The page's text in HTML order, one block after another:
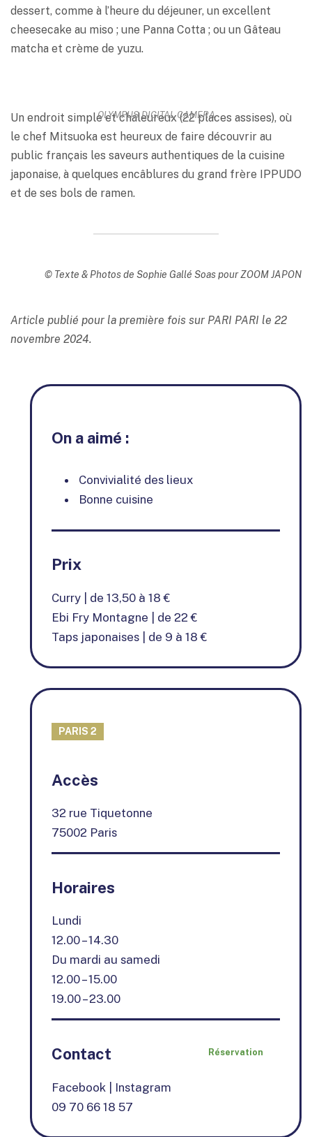
dessert, comme à l’heure du déjeuner, un excellent
cheesecake au miso ; une Panna Cotta ; ou un Gâteau
matcha et crème de yuzu.
OLYMPUS DIGITAL CAMERA
Un endroit simple et chaleureux (22 places assises), où
le chef Mitsuoka est heureux de faire découvrir au
public français les saveurs authentiques de la cuisine
japonaise, à quelques encâblures du grand frère IPPUDO
et de ses bols de ramen.
© Texte & Photos de Sophie Gallé Soas pour ZOOM JAPON
Article publié pour la première fois sur PARI PARI le 22
novembre 2024.
On a aimé :
Convivialité des lieux
Bonne cuisine
Prix
Curry | de 13,50 à 18 €
Ebi Fry Montagne | de 22 €
Taps japonaises | de 9 à 18 €
PARIS 2
−
Accès
32 rue Tiquetonne
75002 Paris
Horaires
Lundi
12.00 – 14.30
Du mardi au samedi
12.00 – 15.00
19.00 – 23.00
Contact Réservation
Facebook
Instagram
09 70 66 18 57